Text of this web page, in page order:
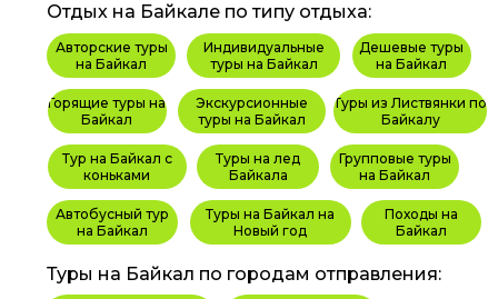
Авторские туры
на Байкал
Экскурсионные
туры на Байкал
Горящие туры на
Байкал
Туры на Байкал на
Новый год
Индивидуальные
туры на Байкал
Дешевые туры
на Байкал
Походы на
Байкал
Тур на Байкал с
коньками
Туры на лед
Байкала
Автобусный тур
на Байкал
Групповые туры
на Байкал
Отдых на Байкале по типу отдыха:
Туры из Листвянки по
Байкалу
Туры на Байкал по городам отправления: